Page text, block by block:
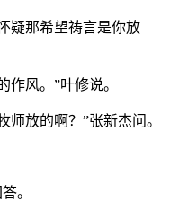
疑那希望祷言是你放
作风。”叶修说。
放的啊？”张新杰问。
。